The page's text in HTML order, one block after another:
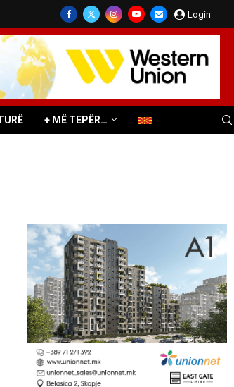
Login
+ MË TEPËR…